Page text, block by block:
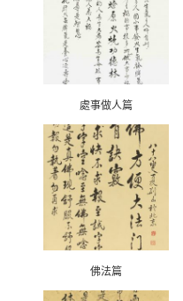
處事做人篇
佛法篇